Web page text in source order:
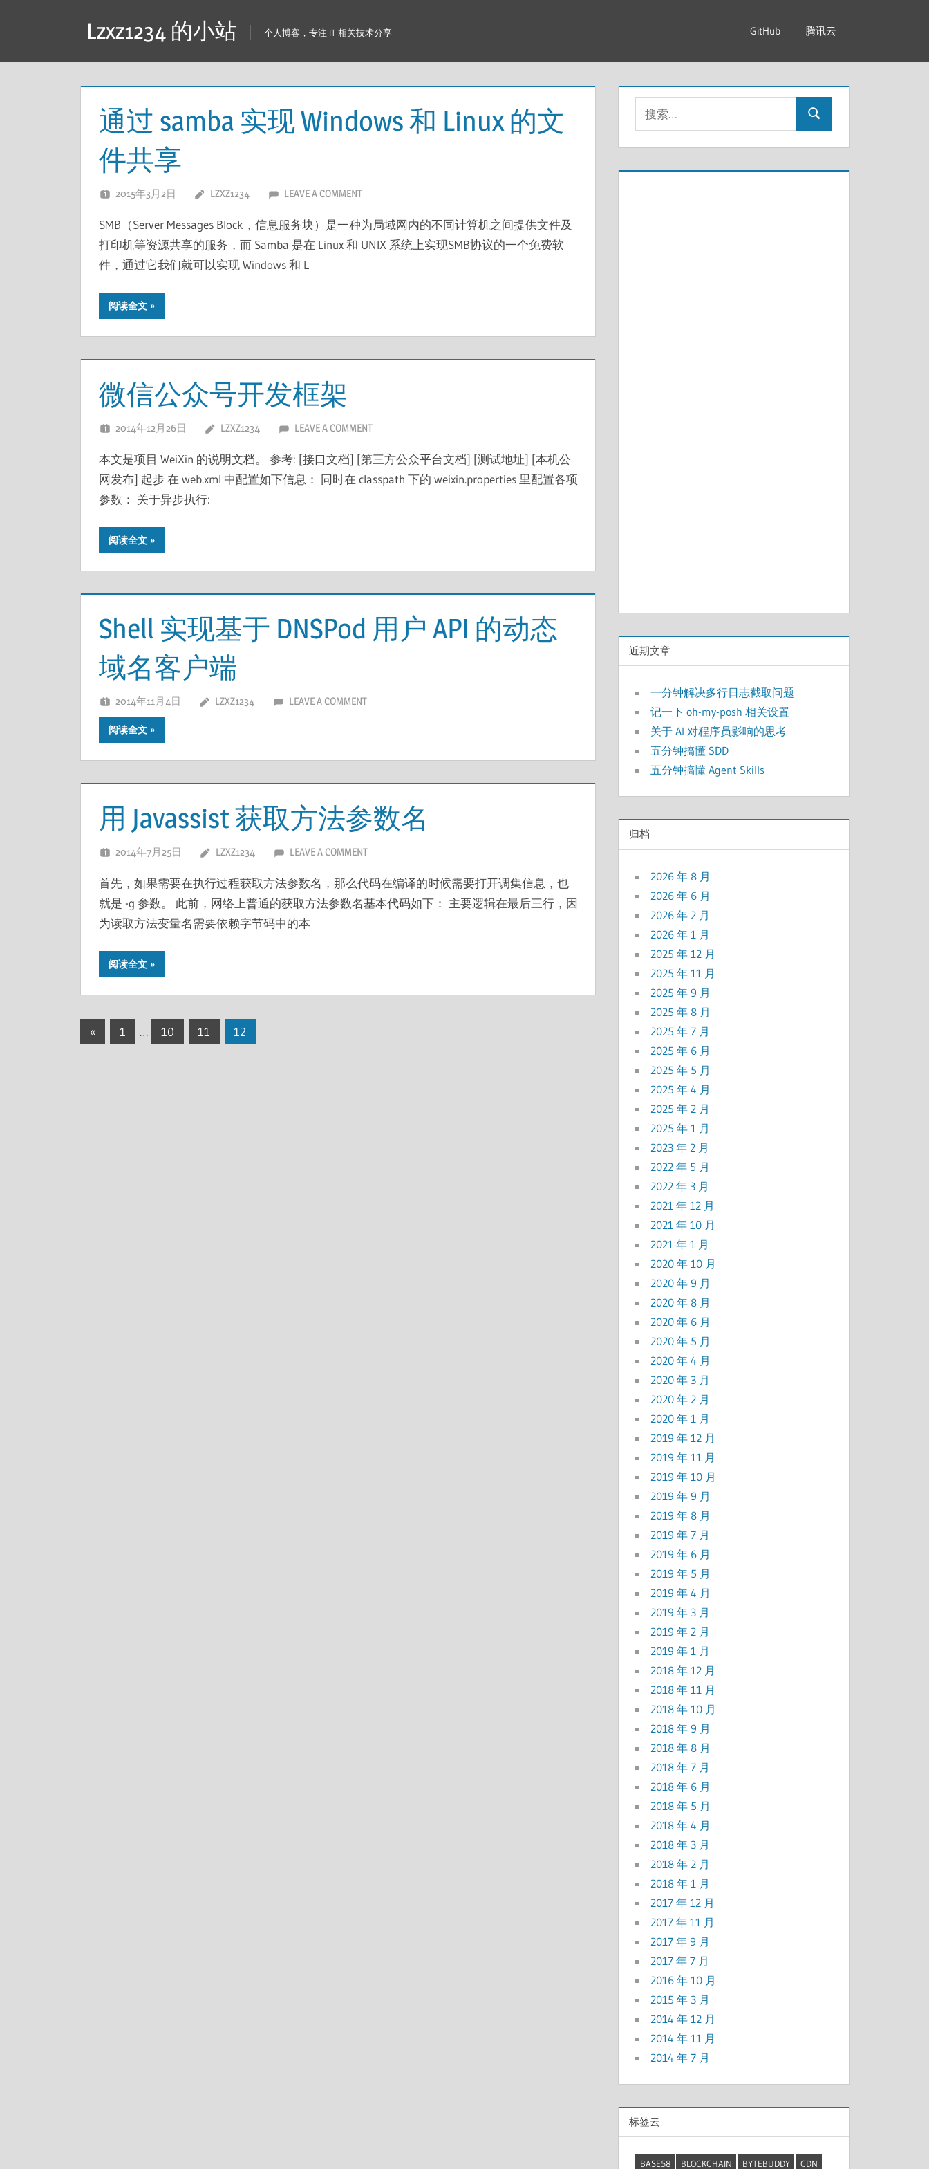
Lzxz1234 的小站 个人博客，专注 IT 相关技术分享 GitHub 腾讯云
通过 samba 实现 Windows 和 Linux 的文
件共享
2015年3月2日 LZXZ1234 LEAVE A COMMENT
SMB（Server Messages Block，信息服务块）是一种为局域网内的不同计算机之间提供文件及
打印机等资源共享的服务，而 Samba 是在 Linux 和 UNIX 系统上实现SMB协议的一个免费软
件，通过它我们就可以实现 Windows 和 L
阅读全文
微信公众号开发框架
2014年12月26日 LZXZ1234 LEAVE A COMMENT
本文是项目 WeiXin 的说明文档。 参考: [接口文档] [第三方公众平台文档] [测试地址] [本机公
网发布] 起步 在 web.xml 中配置如下信息： 同时在 classpath 下的 weixin.properties 里配置各项
参数： 关于异步执行:
阅读全文
Shell 实现基于 DNSPod 用户 API 的动态
域名客户端
2014年11月4日 LZXZ1234 LEAVE A COMMENT
阅读全文
用 Javassist 获取方法参数名
2014年7月25日 LZXZ1234 LEAVE A COMMENT
首先，如果需要在执行过程获取方法参数名，那么代码在编译的时候需要打开调集信息，也
就是 -g 参数。 此前，网络上普通的获取方法参数名基本代码如下： 主要逻辑在最后三行，因
为读取方法变量名需要依赖字节码中的本
阅读全文
文
« Previous
1 … 10 11 12
搜
近期文章
一分钟解决多行日志截取问题
记一下 oh-my-posh 相关设置
关于 AI 对程序员影响的思考
五分钟搞懂 SDD
五分钟搞懂 Agent Skills
归档
2026 年 8 月
2026 年 6 月
2026 年 2 月
2026 年 1 月
2025 年 12 月
2025 年 11 月
2025 年 9 月
2025 年 8 月
2025 年 7 月
2025 年 6 月
2025 年 5 月
2025 年 4 月
2025 年 2 月
2025 年 1 月
2023 年 2 月
2022 年 5 月
2022 年 3 月
2021 年 12 月
2021 年 10 月
2021 年 1 月
2020 年 10 月
2020 年 9 月
2020 年 8 月
2020 年 6 月
2020 年 5 月
2020 年 4 月
2020 年 3 月
2020 年 2 月
2020 年 1 月
2019 年 12 月
2019 年 11 月
2019 年 10 月
2019 年 9 月
2019 年 8 月
2019 年 7 月
2019 年 6 月
2019 年 5 月
2019 年 4 月
2019 年 3 月
2019 年 2 月
2019 年 1 月
2018 年 12 月
2018 年 11 月
2018 年 10 月
2018 年 9 月
2018 年 8 月
2018 年 7 月
2018 年 6 月
2018 年 5 月
2018 年 4 月
2018 年 3 月
2018 年 2 月
2018 年 1 月
2017 年 12 月
2017 年 11 月
2017 年 9 月
2017 年 7 月
2016 年 10 月
2015 年 3 月
2014 年 12 月
2014 年 11 月
2014 年 7 月
标签云
BASE58 BLOCKCHAIN BYTEBUDDY CDN